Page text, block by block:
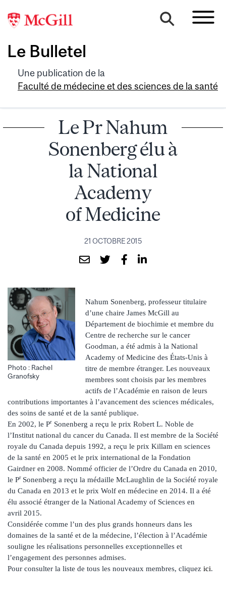
Le Bulletel
Une publication de la
Faculté de médecine et des sciences de la santé
Le Pr Nahum
Sonenberg élu à
la National
Academy
of Medicine
21 OCTOBRE 2015
Photo : Rachel
Granofsky
Nahum Sonenberg, professeur titulaire
d’une chaire James McGill au
Département de biochimie et membre du
Centre de recherche sur le cancer
Goodman, a été admis à la National
Academy of Medicine des États-Unis à
titre de membre étranger. Les nouveaux
membres sont choisis par les membres
actifs de l’Académie en raison de leurs
contributions importantes à l’avancement des sciences médicales,
des soins de santé et de la santé publique.
En 2002, le Pr Sonenberg a reçu le prix Robert L. Noble de
l’Institut national du cancer du Canada. Il est membre de la Société
royale du Canada depuis 1992, a reçu le prix Killam en sciences
de la santé en 2005 et le prix international de la Fondation
Gairdner en 2008. Nommé officier de l’Ordre du Canada en 2010,
le Pr Sonenberg a reçu la médaille McLaughlin de la Société royale
du Canada en 2013 et le prix Wolf en médecine en 2014. Il a été
élu associé étranger de la National Academy of Sciences en
avril 2015.
Considérée comme l’un des plus grands honneurs dans les
domaines de la santé et de la médecine, l’élection à l’Académie
souligne les réalisations personnelles exceptionnelles et
l’engagement des personnes admises.
Pour consulter la liste de tous les nouveaux membres, cliquez ici.